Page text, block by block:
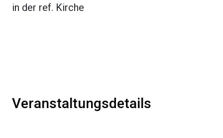
in der ref. Kirche
Veranstaltungsdetails